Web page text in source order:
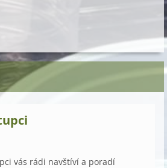
vás rádi navštíví a poradí